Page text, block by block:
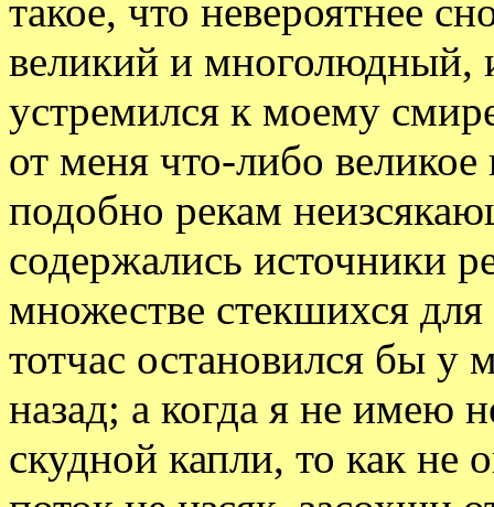
такое, что невероятнее
великий и многолюдный,
устремился к моему
от меня что-либо
подобно рекам
содержались источники
множестве стекшихся
тотчас остановился бы у
назад; а когда я не имею
скудной капли, то как не